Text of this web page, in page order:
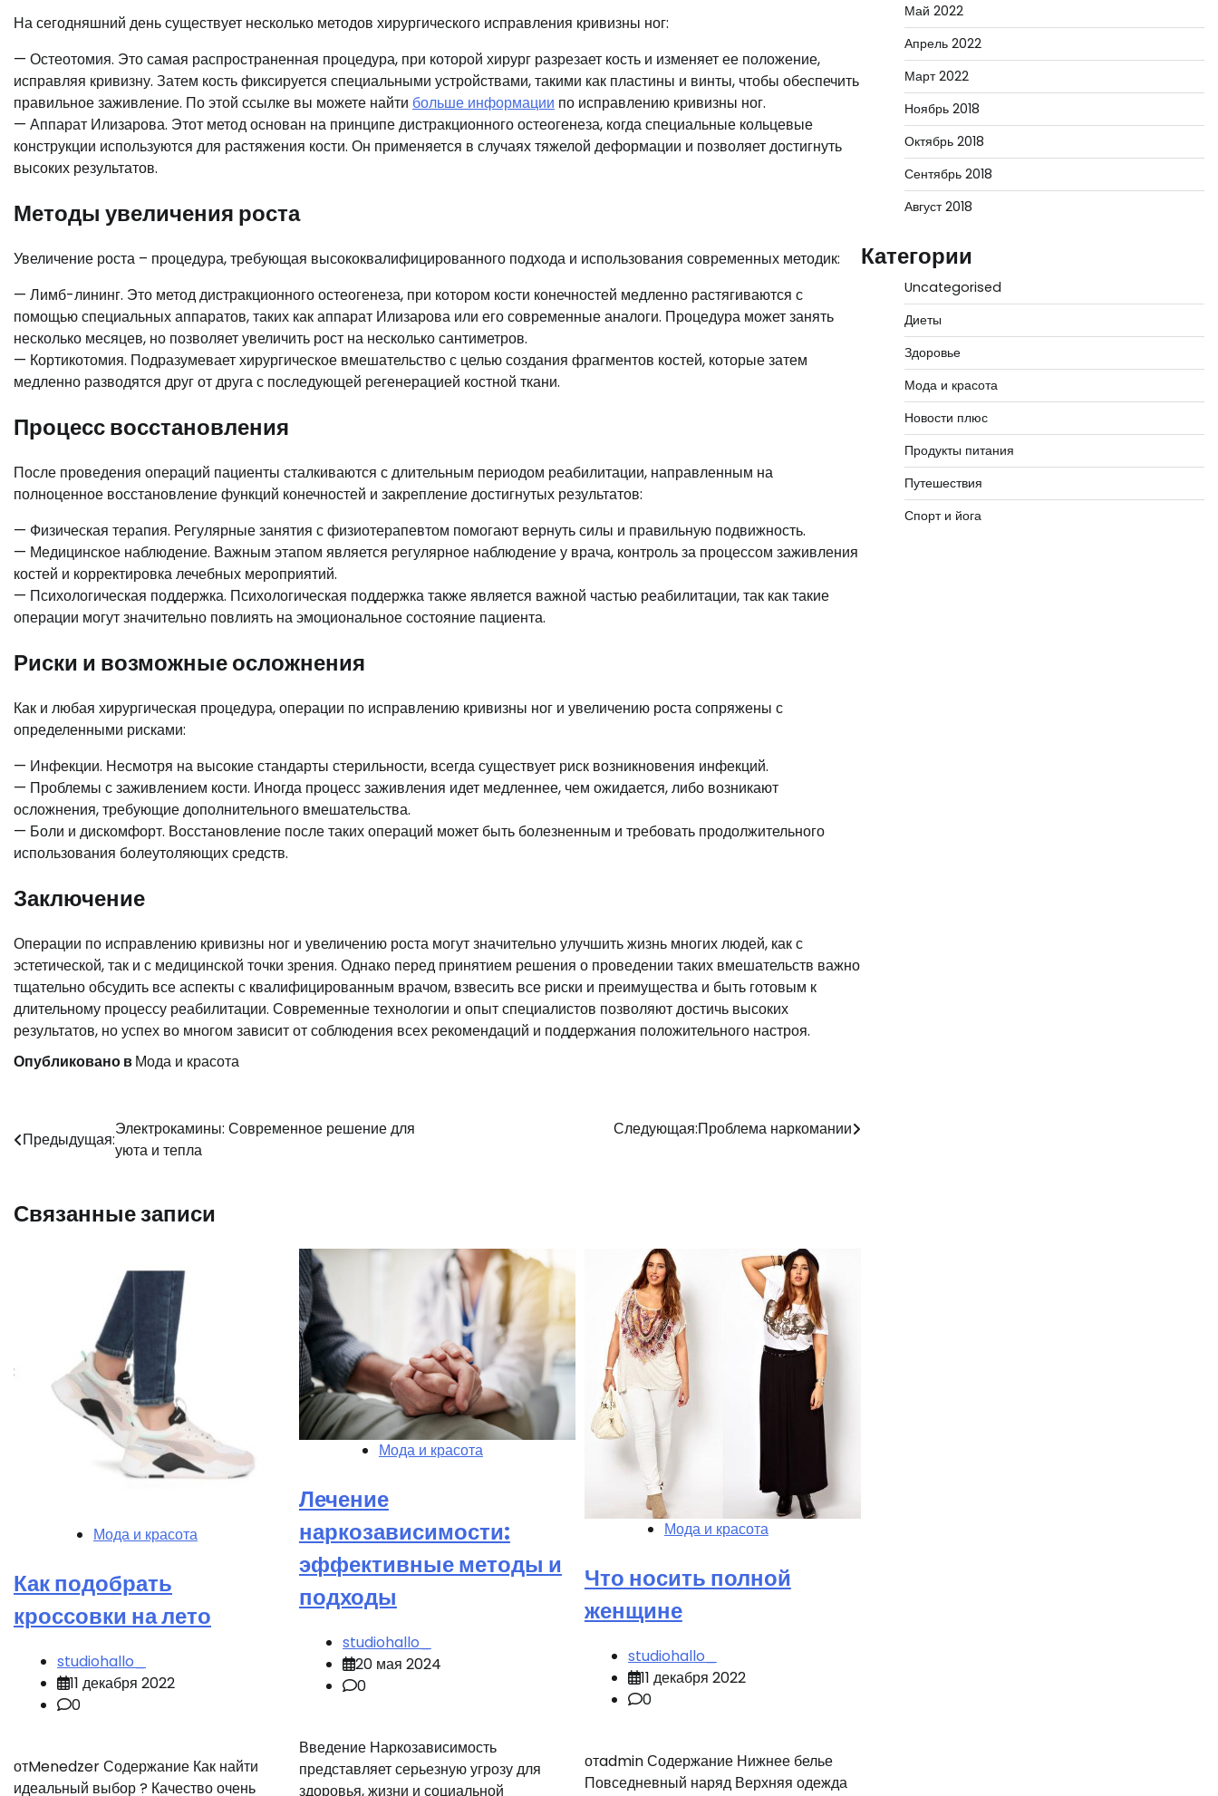
На сегодняшний день существует несколько методов хирургического исправления кривизны ног:
— Остеотомия. Это самая распространенная процедура, при которой хирург разрезает кость и изменяет ее положение,
исправляя кривизну. Затем кость фиксируется специальными устройствами, такими как пластины и винты, чтобы обеспечить
правильное заживление. По этой ссылке вы можете найти больше информации по исправлению кривизны ног.
— Аппарат Илизарова. Этот метод основан на принципе дистракционного остеогенеза, когда специальные кольцевые
конструкции используются для растяжения кости. Он применяется в случаях тяжелой деформации и позволяет достигнуть
высоких результатов.
Методы увеличения роста
Увеличение роста – процедура, требующая высококвалифицированного подхода и использования современных методик:
— Лимб-лининг. Это метод дистракционного остеогенеза, при котором кости конечностей медленно растягиваются с
помощью специальных аппаратов, таких как аппарат Илизарова или его современные аналоги. Процедура может занять
несколько месяцев, но позволяет увеличить рост на несколько сантиметров.
— Кортикотомия. Подразумевает хирургическое вмешательство с целью создания фрагментов костей, которые затем
медленно разводятся друг от друга с последующей регенерацией костной ткани.
Процесс восстановления
После проведения операций пациенты сталкиваются с длительным периодом реабилитации, направленным на
полноценное восстановление функций конечностей и закрепление достигнутых результатов:
— Физическая терапия. Регулярные занятия с физиотерапевтом помогают вернуть силы и правильную подвижность.
— Медицинское наблюдение. Важным этапом является регулярное наблюдение у врача, контроль за процессом заживления
костей и корректировка лечебных мероприятий.
— Психологическая поддержка. Психологическая поддержка также является важной частью реабилитации, так как такие
операции могут значительно повлиять на эмоциональное состояние пациента.
Риски и возможные осложнения
Как и любая хирургическая процедура, операции по исправлению кривизны ног и увеличению роста сопряжены с
определенными рисками:
— Инфекции. Несмотря на высокие стандарты стерильности, всегда существует риск возникновения инфекций.
— Проблемы с заживлением кости. Иногда процесс заживления идет медленнее, чем ожидается, либо возникают
осложнения, требующие дополнительного вмешательства.
— Боли и дискомфорт. Восстановление после таких операций может быть болезненным и требовать продолжительного
использования болеутоляющих средств.
Заключение
Операции по исправлению кривизны ног и увеличению роста могут значительно улучшить жизнь многих людей, как с
эстетической, так и с медицинской точки зрения. Однако перед принятием решения о проведении таких вмешательств важно
тщательно обсудить все аспекты с квалифицированным врачом, взвесить все риски и преимущества и быть готовым к
длительному процессу реабилитации. Современные технологии и опыт специалистов позволяют достичь высоких
результатов, но успех во многом зависит от соблюдения всех рекомендаций и поддержания положительного настроя.
Опубликовано вМода и красота
Навигация
записям
Предыдущая:
Электрокамины: Современное решение для
уюта и тепла
Следующая:Проблема наркомании
Связанные записи
Мода и красота
Как подобрать
кроссовки на лето
studiohallo_
11 декабря 2022
0
отMenedzer Содержание Как найти
идеальный выбор ? Качество очень
Мода и красота
Лечение
наркозависимости:
эффективные методы и
подходы
studiohallo_
20 мая 2024
0
Введение Наркозависимость
представляет серьезную угрозу для
здоровья, жизни и социальной
Мода и красота
Что носить полной
женщине
studiohallo_
11 декабря 2022
0
отadmin Содержание Нижнее белье
Повседневный наряд Верхняя одежда
Май 2022
Апрель 2022
Март 2022
Ноябрь 2018
Октябрь 2018
Сентябрь 2018
Август 2018
Категории
Uncategorised
Диеты
Здоровье
Мода и красота
Новости плюс
Продукты питания
Путешествия
Спорт и йога